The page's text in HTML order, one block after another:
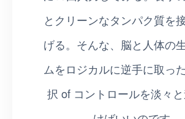
とクリーンなタンパク質を
げる。そんな、脳と人体の
ムをロジカルに逆手に取っ
択 of コントロールを淡々